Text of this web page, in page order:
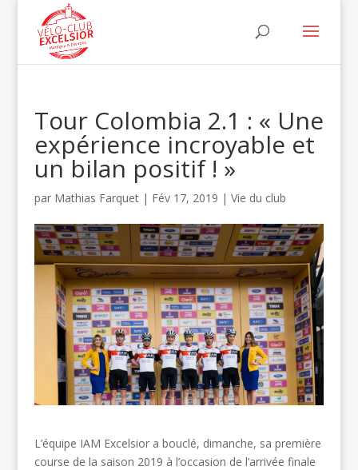
Tour Colombia 2.1 : « Une
expérience incroyable et
un bilan positif ! »
par Mathias Farquet| Fév 17, 2019 | Vie du club
L’équipe IAM Excelsior a bouclé, dimanche, sa première
course de la saison 2019 à l’occasion de l’arrivée finale